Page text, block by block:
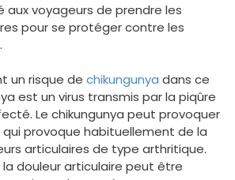
aux voyageurs de prendre les
pour se protéger contre les
un risque de chikungunya dans ce
est un virus transmis par la piqûre
Le chikungunya peut provoquer
provoque habituellement de la
articulaires de type arthritique.
la douleur articulaire peut être